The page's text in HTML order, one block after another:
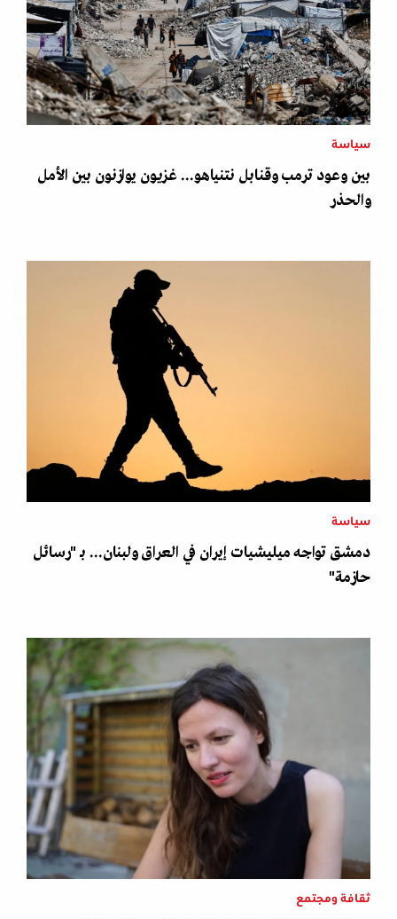
سياسة
بين وعود ترمب وقنابل نتنياهو... غزيون يوازنون بين الأمل
والحذر
سياسة
دمشق تواجه ميليشيات إيران في العراق ولبنان... بـ "رسائل
حازمة"
ثقافة ومجتمع